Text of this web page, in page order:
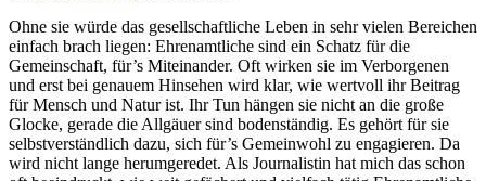
Ohne sie würde das gesellschaftliche Leben in sehr vielen Bereichen
einfach brach liegen: Ehrenamtliche sind ein Schatz für die
Gemeinschaft, für’s Miteinander. Oft wirken sie im Verborgenen
und erst bei genauem Hinsehen wird klar, wie wertvoll ihr Beitrag
für Mensch und Natur ist. Ihr Tun hängen sie nicht an die große
Glocke, gerade die Allgäuer sind bodenständig. Es gehört für sie
selbstverständlich dazu, sich für’s Gemeinwohl zu engagieren. Da
wird nicht lange herumgeredet. Als Journalistin hat mich das schon